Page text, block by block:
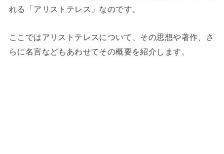
れる「アリストテレス」なのです。
ここではアリストテレスについて、その思想や著作、さ
らに名言などもあわせてその概要を紹介します。